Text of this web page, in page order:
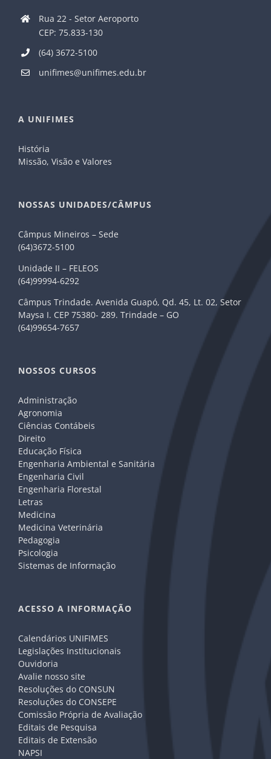
Rua 22 - Setor Aeroporto
CEP: 75.833-130
(64) 3672-5100
unifimes@unifimes.edu.br
A UNIFIMES
História
Missão, Visão e Valores
NOSSAS UNIDADES/CÂMPUS
Câmpus Mineiros – Sede
(64)3672-5100
Unidade II – FELEOS
(64)99994-6292
Câmpus Trindade. Avenida Guapó, Qd. 45, Lt. 02, Setor
Maysa I. CEP 75380- 289. Trindade – GO
(64)99654-7657
NOSSOS CURSOS
Administração
Agronomia
Ciências Contábeis
Direito
Educação Física
Engenharia Ambiental e Sanitária
Engenharia Civil
Engenharia Florestal
Letras
Medicina
Medicina Veterinária
Pedagogia
Psicologia
Sistemas de Informação
ACESSO A INFORMAÇÃO
Calendários UNIFIMES
Legislações Institucionais
Ouvidoria
Avalie nosso site
Resoluções do CONSUN
Resoluções do CONSEPE
Comissão Própria de Avaliação
Editais de Pesquisa
Editais de Extensão
NAPSI